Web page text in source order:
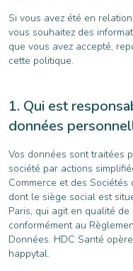
Si vous avez été en
vous souhaitez des
que vous avez accepté,
cette politique.
Qui est
données
Vos données sont traitées
société par actions
Commerce et des
dont le siège social est
Paris, qui agit en qualité
conformément au
Données. HDC Santé
happytal.